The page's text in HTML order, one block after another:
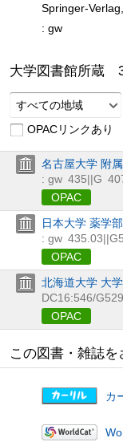
Springer-
: gw
大学図書館所蔵
すべての地域
OPACリンクあり
名古屋大学 附
: gw 435||G
OPAC
日本大学 薬学
: gw
OPAC
北海道大学 大
DC16:546/G529
OPAC
この図書・雑誌を
カ